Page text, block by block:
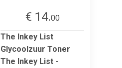
€ 14.00
The Inkey List
Glycoolzuur Toner
The Inkey List -